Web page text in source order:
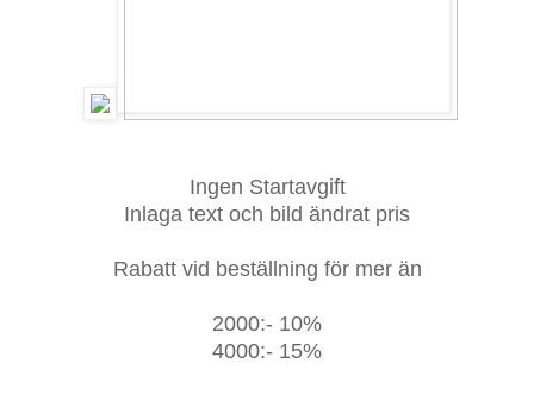
Ingen Startavgift
Inlaga text och bild ändrat pris
Rabatt vid beställning för mer än
2000:- 10%
4000:- 15%